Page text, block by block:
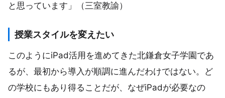
と思っています」（三室教諭）
授業スタイルを変えたい
このようにiPad活用を進めてきた北鎌倉女子学園であ
るが、最初から導入が順調に進んだわけではない。ど
の学校にもあり得ることだが、なぜiPadが必要なの